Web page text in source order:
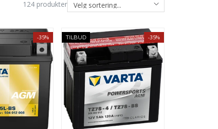
124 produkter
-35% TILBUD -35%